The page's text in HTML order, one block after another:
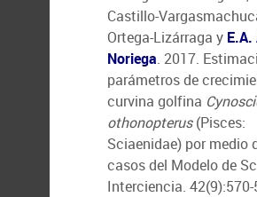
Castillo-
Ortega-Lizárraga y
Noriega. 2017.
parámetros de
curvina golfina
othonopterus(Pisces:
Sciaenidae) por medio
casos del Modelo de
Interciencia. 42(9):570-